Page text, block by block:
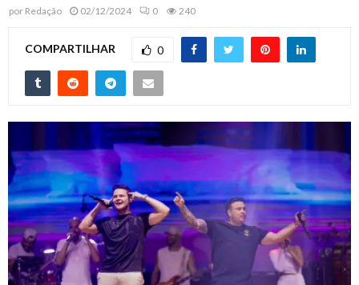
por Redação 02/12/2024 0 240
COMPARTILHAR 0